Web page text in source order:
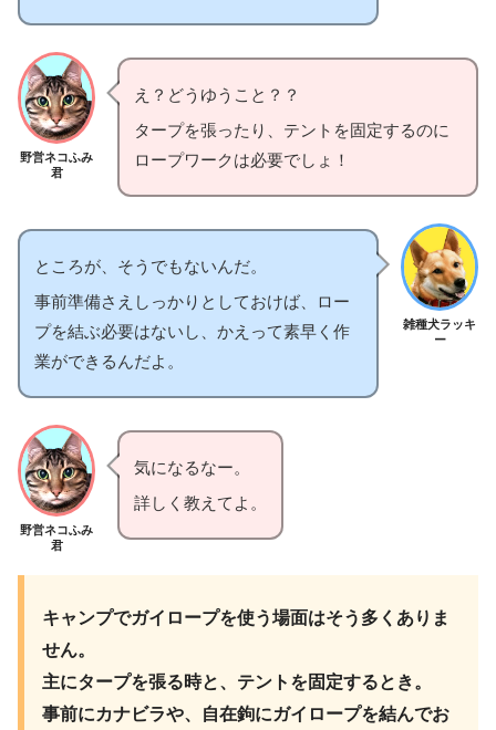
野営ネコふみ
君
え？どうゆうこと？？
タープを張ったり、テントを固定するのに
ロープワークは必要でしょ！
雑種犬ラッキ
ー
ところが、そうでもないんだ。
事前準備さえしっかりとしておけば、ロー
プを結ぶ必要はないし、かえって素早く作
業ができるんだよ。
野営ネコふみ
君
気になるなー。
詳しく教えてよ。
キャンプでガイロープを使う場面はそう多くありま
せん。
主にタープを張る時と、テントを固定するとき。
事前にカナビラや、自在鉤にガイロープを結んでお